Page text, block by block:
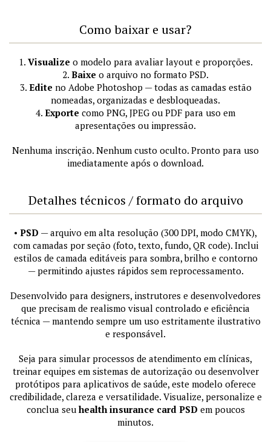
Como baixar e usar?
1. Visualize o modelo para avaliar layout e proporções.
2. Baixe o arquivo no formato PSD.
3. Edite no Adobe Photoshop — todas as camadas estão
nomeadas, organizadas e desbloqueadas.
4. Exporte como PNG, JPEG ou PDF para uso em
apresentações ou impressão.
Nenhuma inscrição. Nenhum custo oculto. Pronto para uso
imediatamente após o download.
Detalhes técnicos / formato do arquivo
• PSD — arquivo em alta resolução (300 DPI, modo CMYK),
com camadas por seção (foto, texto, fundo, QR code). Inclui
estilos de camada editáveis para sombra, brilho e contorno
— permitindo ajustes rápidos sem reprocessamento.
Desenvolvido para designers, instrutores e desenvolvedores
que precisam de realismo visual controlado e eficiência
técnica — mantendo sempre um uso estritamente ilustrativo
e responsável.
Seja para simular processos de atendimento em clínicas,
treinar equipes em sistemas de autorização ou desenvolver
protótipos para aplicativos de saúde, este modelo oferece
credibilidade, clareza e versatilidade. Visualize, personalize e
conclua seu health insurance card PSD em poucos
minutos.